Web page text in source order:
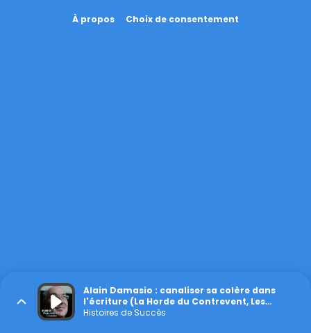
À propos Choix de consentement
Alain Damasio : canaliser sa colère dans
l'écriture (La Horde du Contrevent, Les
Furtifs)
Histoires de Succès